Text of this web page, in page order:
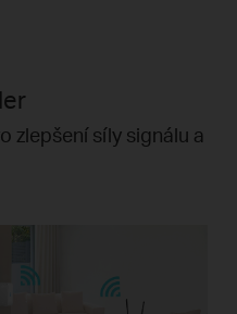
zlepšení síly signálu a